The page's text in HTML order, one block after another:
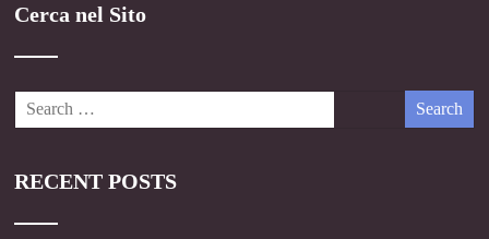
Cerca nel Sito
RECENT POSTS